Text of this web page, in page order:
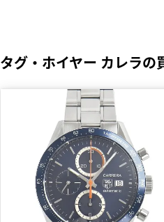
タグ・ホイヤー カレラの